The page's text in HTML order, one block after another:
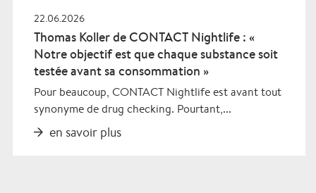
22.06.2026
Thomas Koller de CONTACT Nightlife : «
Notre objectif est que chaque substance soit
testée avant sa consommation »
Pour beaucoup, CONTACT Nightlife est avant tout
synonyme de drug checking. Pourtant,...
en savoir plus